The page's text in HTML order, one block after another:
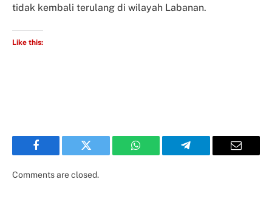
tidak kembali terulang di wilayah Labanan.
Like this:
Facebook Twitter WhatsApp Telegram Email
Comments are closed.